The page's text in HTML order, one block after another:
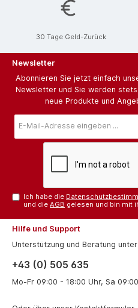
30 Tage Geld-Zurück
Newsletter
Abonnieren Sie jetzt einfach
Newsletter und Sie werden
neue Produkte und
Mail-
Ich habe die
und dieAGB gelesen und bin mit
Hilfe und Support
Unterstützung und Beratung unter:
+43 (0) 505 635
Mo-Fr 09:00 - 18:00 Uhr, Sa